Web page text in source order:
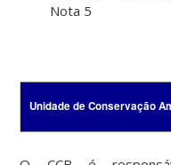
Nota 5
Unidade de Conservação